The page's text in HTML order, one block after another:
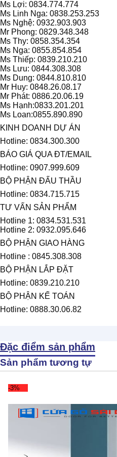
Ms Lợi: 0834.774.774
Ms Linh Nga: 0838.253.253
Ms Nghệ: 0932.903.903
Mr Phong: 0829.348.348
Ms Thy: 0858.354.354
Ms Nga: 0855.854.854
Ms Thiếp: 0839.210.210
Ms Lưu: 0844.308.308
Ms Dung: 0844.810.810
Mr Huy: 0848.26.08.17
Mr Phát: 0886.20.06.19
Ms Hạnh:0833.201.201
Ms Loan:0855.890.890
KINH DOANH DỰ ÁN
Hotline: 0834.300.300
BÁO GIÁ QUA ĐT/EMAIL
Hotline: 0907.999.609
BỘ PHẬN ĐẤU THẦU
Hotline: 0834.715.715
TƯ VẤN SẢN PHẨM
Hotline 1: 0834.531.531
Hotline 2: 0932.095.646
BỘ PHẬN GIAO HÀNG
Hotline : 0845.308.308
BỘ PHẬN LẮP ĐẶT
Hotline: 0839.210.210
BỘ PHẬN KẾ TOÁN
Hotline: 0888.30.06.82
Đặc điểm sản phẩm
Sản phẩm tương tự
-3%